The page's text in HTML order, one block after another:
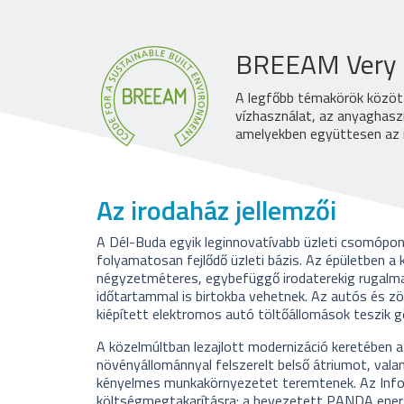
BREEAM
A legfőbb témakörök
vízhasználat, az
amelyekben együttesen
Az irodaház jellemzői
A Dél-Buda egyik leginnovatívabb üzleti
folyamatosan fejlődő üzleti bázis. Az épületben
négyzetméteres, egybefüggő irodaterekig
időtartammal is birtokba vehetnek. Az autós és
kiépített elektromos autó töltőállomások teszik
A közelmúltban lezajlott modernizáció
növényállománnyal felszerelt belső átriumot,
kényelmes munkakörnyezetet teremtenek. Az